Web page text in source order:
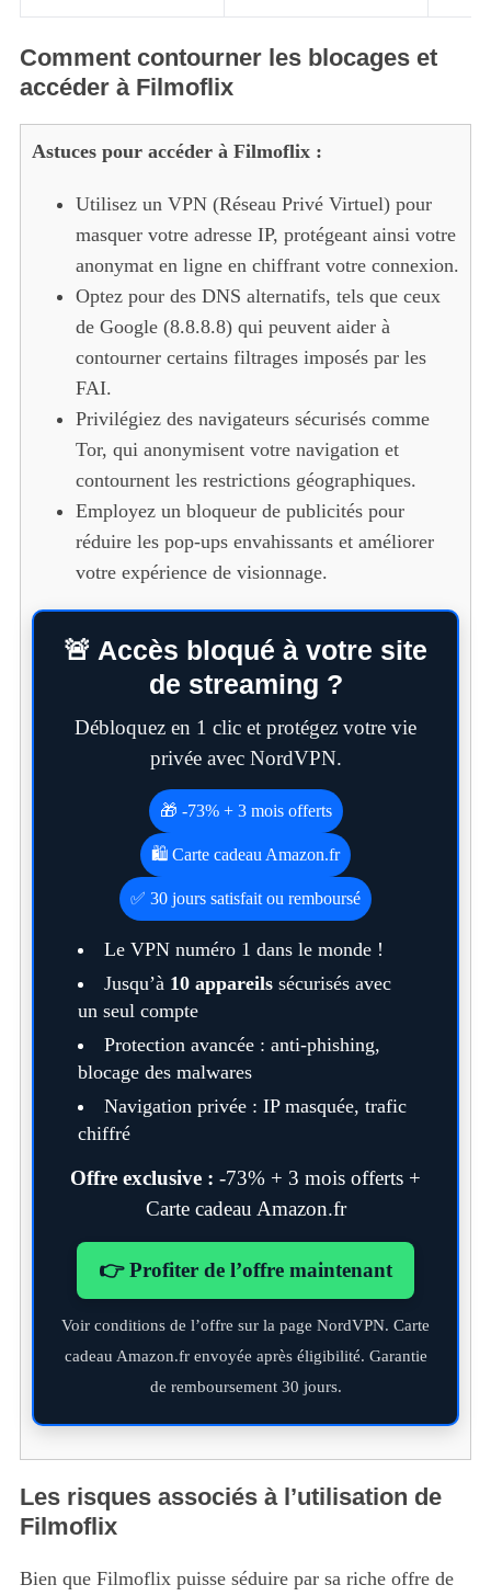
Comment contourner les blocages et
accéder à Filmoflix
Astuces pour accéder à Filmoflix :
Utilisez un VPN (Réseau Privé Virtuel) pour
masquer votre adresse IP, protégeant ainsi votre
anonymat en ligne en chiffrant votre connexion.
Optez pour des DNS alternatifs, tels que ceux
de Google (8.8.8.8) qui peuvent aider à
contourner certains filtrages imposés par les
FAI.
Privilégiez des navigateurs sécurisés comme
Tor, qui anonymisent votre navigation et
contournent les restrictions géographiques.
Employez un bloqueur de publicités pour
réduire les pop-ups envahissants et améliorer
votre expérience de visionnage.
🚨 Accès bloqué à votre site
de streaming ?
Débloquez en 1 clic et protégez votre vie
privée avec NordVPN.
🎁 -73% + 3 mois offerts
🛍️ Carte cadeau Amazon.fr
✅ 30 jours satisfait ou remboursé
Le VPN numéro 1 dans le monde !
Jusqu’à 10 appareilssécurisés avec
un seul compte
Protection avancée : anti-phishing,
blocage des malwares
Navigation privée : IP masquée, trafic
chiffré
Offre exclusive : -73% + 3 mois offerts +
Carte cadeau Amazon.fr
👉 Profiter de l’offre maintenant
Voir conditions de l’offre sur la page NordVPN. Carte
cadeau Amazon.fr envoyée après éligibilité. Garantie
de remboursement 30 jours.
Les risques associés à l’utilisation de
Filmoflix
Bien que Filmoflix puisse séduire par sa riche offre de